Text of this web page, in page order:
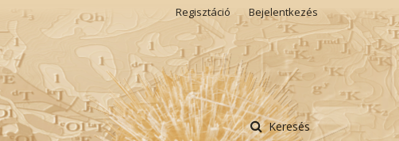
Keresés
Regisztáció Bejelentkezés